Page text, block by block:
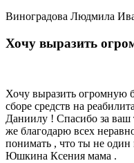
Виноградова Людмила
Хочу выразить
Хочу выразить огромную
сборе средств на
Даниилу ! Спасибо за ваш
же благодарю всех
понимать , что ты не
Юшкина Ксения мама .